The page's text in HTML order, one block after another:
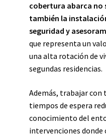
cobertura abarca no
también la
seguridad y
que representa un
una alta rotación de
segundas residencias.
Además, trabajar
tiempos de espera
conocimiento del
intervenciones donde